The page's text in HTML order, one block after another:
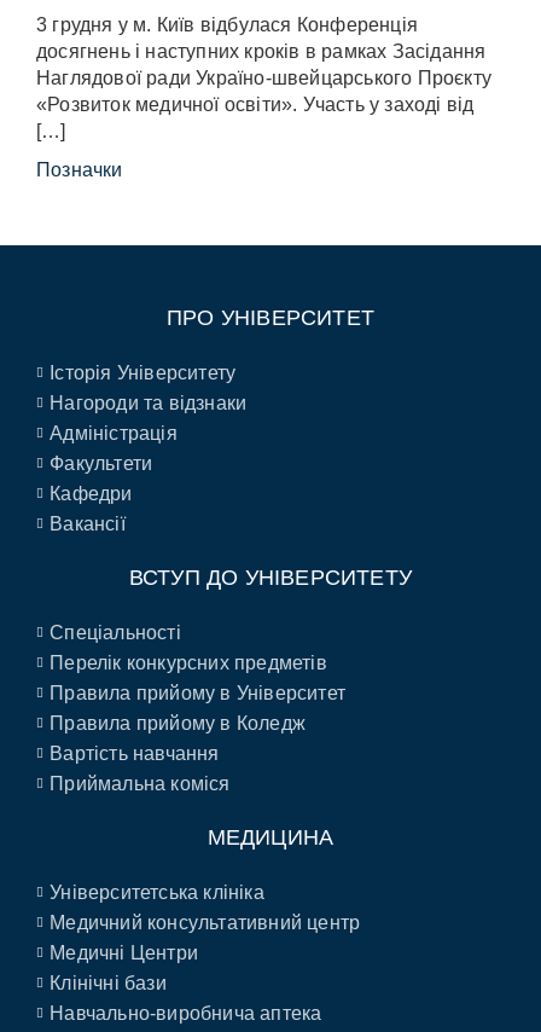
3 грудня у м. Київ відбулася Конференція
досягнень і наступних кроків в рамках Засідання
Наглядової ради Україно-швейцарського Проєкту
«Розвиток медичної освіти». Участь у заході від
[…]
Позначки
ПРО УНІВЕРСИТЕТ
Історія Університету
Нагороди та відзнаки
Адміністрація
Факультети
Кафедри
Вакансії
ВСТУП ДО УНІВЕРСИТЕТУ
Спеціальності
Перелік конкурсних предметів
Правила прийому в Університет
Правила прийому в Коледж
Вартість навчання
Приймальна коміся
МЕДИЦИНА
Університетська клініка
Медичний консультативний центр
Медичні Центри
Клінічні бази
Навчально-виробнича аптека